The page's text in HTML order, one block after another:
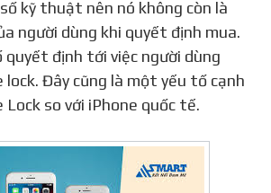
kỹ thuật nên nó không còn là
người dùng khi quyết định mua.
quyết định tới việc người dùng
lock. Đây cũng là một yếu tố cạnh
so với iPhone quốc tế.